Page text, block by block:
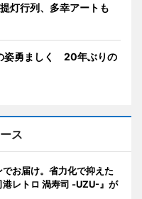
灯行列、多幸アートも
姿勇ましく 20年ぶりの
ス
お届け。省力化で抑えた
港レトロ 渦寿司 -UZU-』が